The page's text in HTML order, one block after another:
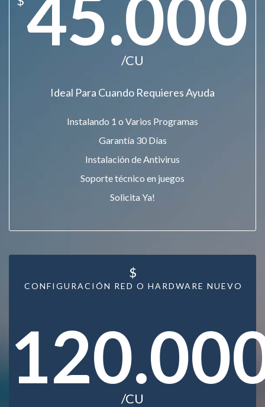
45.000
/CU
Ideal Para Cuando Requieres Ayuda
Instalando 1 o Varios Programas
Garantía 30 Días
Instalación de Antivirus
Soporte técnico en juegos
Solicita Ya!
CONFIGURACIÓN RED O HARDWARE NUEVO
$
/CU